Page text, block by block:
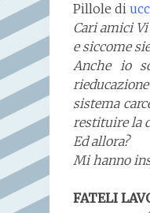
Pillole di
Cari amici
e siccome
Anche io
sistema
restituire la
Ed allora?
Mi hanno
FATELI